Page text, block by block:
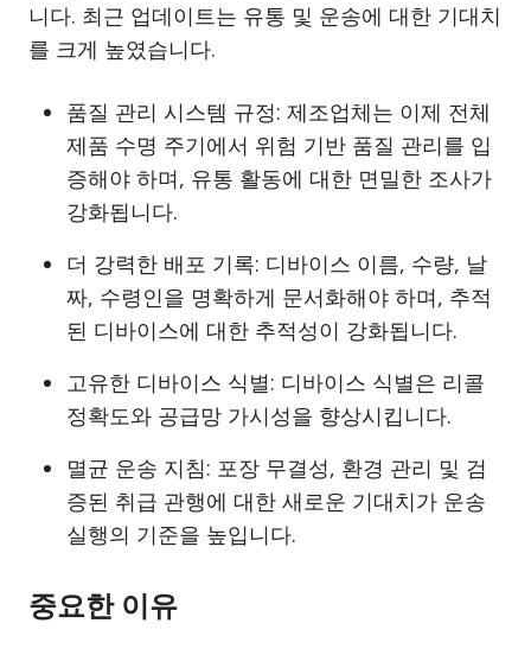
니다. 최근 업데이트는 유통 및 운송에 대한 기대치
를 크게 높였습니다.
품질 관리 시스템 규정: 제조업체는 이제 전체
제품 수명 주기에서 위험 기반 품질 관리를 입
증해야 하며, 유통 활동에 대한 면밀한 조사가
강화됩니다.
더 강력한 배포 기록: 디바이스 이름, 수량, 날
짜, 수령인을 명확하게 문서화해야 하며, 추적
된 디바이스에 대한 추적성이 강화됩니다.
고유한 디바이스 식별: 디바이스 식별은 리콜
정확도와 공급망 가시성을 향상시킵니다.
멸균 운송 지침: 포장 무결성, 환경 관리 및 검
증된 취급 관행에 대한 새로운 기대치가 운송
실행의 기준을 높입니다.
중요한 이유